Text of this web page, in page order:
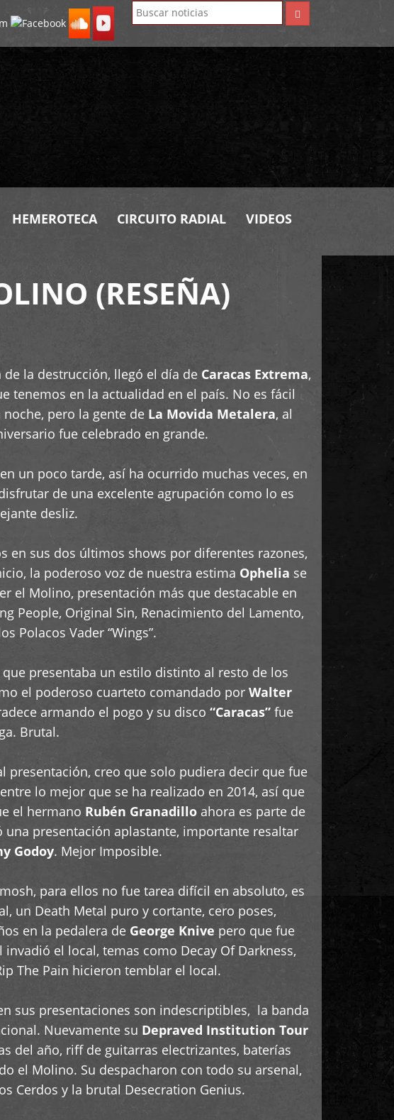
HEMEROTECA CIRCUITO RADIAL VIDEOS
(RESEÑA)
la destrucción, llegó el día de Caracas Extrema,
tenemos en la actualidad en el país. No es fácil
pero la gente de La Movida Metalera, al
fue celebrado en grande.
un poco tarde, así ha ocurrido muchas veces, en
de una excelente agrupación como lo es
desliz.
en sus dos últimos shows por diferentes razones,
la poderoso voz de nuestra estima Ophelia se
el Molino, presentación más que destacable en
People, Original Sin, Renacimiento del Lamento,
Polacos Vader “Wings”.
presentaba un estilo distinto al resto de los
el poderoso cuarteto comandado por Walter
armando el pogo y su disco “Caracas”fue
Brutal.
creo que solo pudiera decir que fue
lo mejor que se ha realizado en 2014, así que
el hermano Rubén Granadilloahora es parte de
presentación aplastante, importante resaltar
Godoy. Mejor Imposible.
para ellos no fue tarea difícil en absoluto, es
un Death Metal puro y cortante, cero poses,
en la pedalera de George Knive pero que fue
el local, temas como Decay Of Darkness,
The Pain hicieron temblar el local.
sus presentaciones son indescriptibles, la banda
Nuevamente su Depraved Institution Tour
del año, riff de guitarras electrizantes, baterías
el Molino. Su despacharon con todo su arsenal,
Cerdos y la brutal Desecration Genius.